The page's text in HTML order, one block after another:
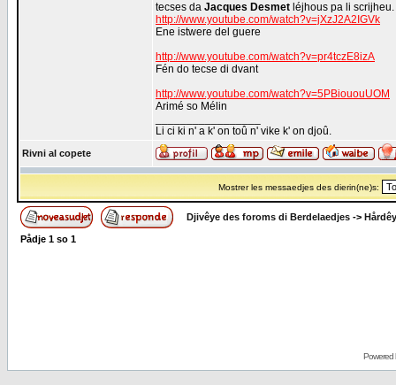
tecses da Jacques Desmet léjhous pa li scrijheu.
http://www.youtube.com/watch?v=jXzJ2A2IGVk
Ene istwere del guere
http://www.youtube.com/watch?v=pr4tczE8izA
Fén do tecse di dvant
http://www.youtube.com/watch?v=5PBiououUOM
Arimé so Mélin
Li ci ki n' a k' on toû n' vike k' on djoû.
Rivni al copete
Mostrer les messaedjes des dierin(ne)s:
Djivêye des foroms di Berdelaedjes ->
Pådje 1 so 1
Powered